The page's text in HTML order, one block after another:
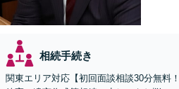
相続手続き
関東エリア対応【初回面談相談30分無料